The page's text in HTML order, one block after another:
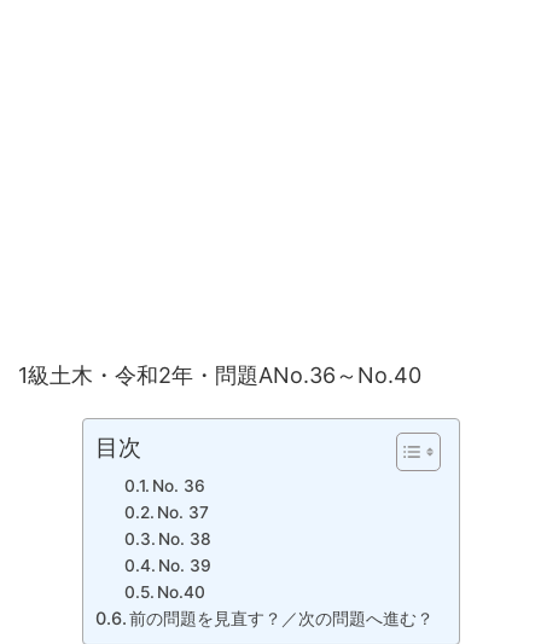
1級土木・令和2年・問題ANo.36～No.40
目次
No. 36
No. 37
No. 38
No. 39
No.40
前の問題を見直す？／次の問題へ進む？